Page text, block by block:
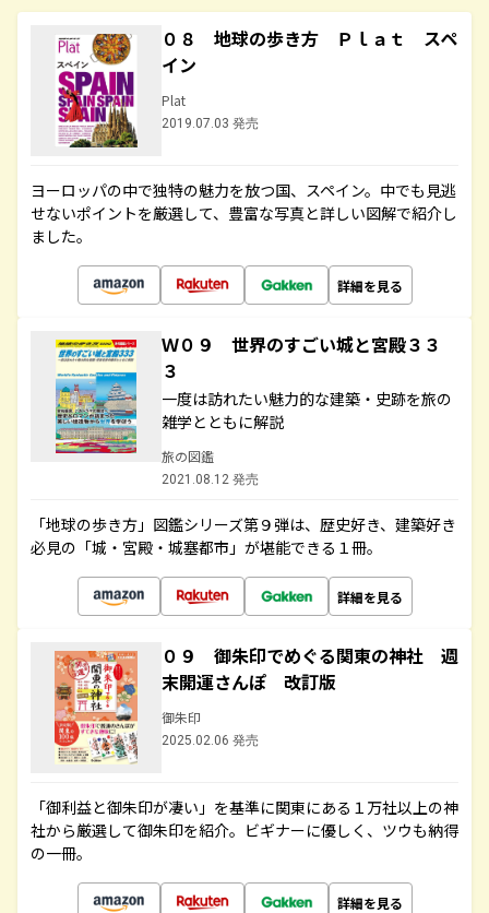
０８ 地球の歩き方 Ｐｌａｔ スペ
イン
Plat
2019.07.03 発売
ヨーロッパの中で独特の魅力を放つ国、スペイン。中でも見逃
せないポイントを厳選して、豊富な写真と詳しい図解で紹介し
ました。
詳細を見る
Ｗ０９ 世界のすごい城と宮殿３３
３
一度は訪れたい魅力的な建築・史跡を旅の
雑学とともに解説
旅の図鑑
2021.08.12 発売
「地球の歩き方」図鑑シリーズ第９弾は、歴史好き、建築好き
必見の「城・宮殿・城塞都市」が堪能できる１冊。
詳細を見る
０９ 御朱印でめぐる関東の神社 週
末開運さんぽ 改訂版
御朱印
2025.02.06 発売
「御利益と御朱印が凄い」を基準に関東にある１万社以上の神
社から厳選して御朱印を紹介。ビギナーに優しく、ツウも納得
の一冊。
詳細を見る